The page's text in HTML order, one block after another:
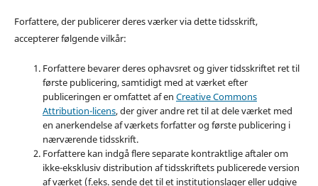
Forfattere, der publicerer deres værker via dette tidsskrift,
accepterer følgende vilkår:
Forfattere bevarer deres ophavsret og giver tidsskriftet ret til
første publicering, samtidigt med at værket efter
publiceringen er omfattet af en Creative Commons
Attribution-licens, der giver andre ret til at dele værket med
en anerkendelse af værkets forfatter og første publicering i
nærværende tidsskrift.
Forfattere kan indgå flere separate kontraktlige aftaler om
ikke-eksklusiv distribution af tidsskriftets publicerede version
af værket (f.eks. sende det til et institutionslager eller udgive